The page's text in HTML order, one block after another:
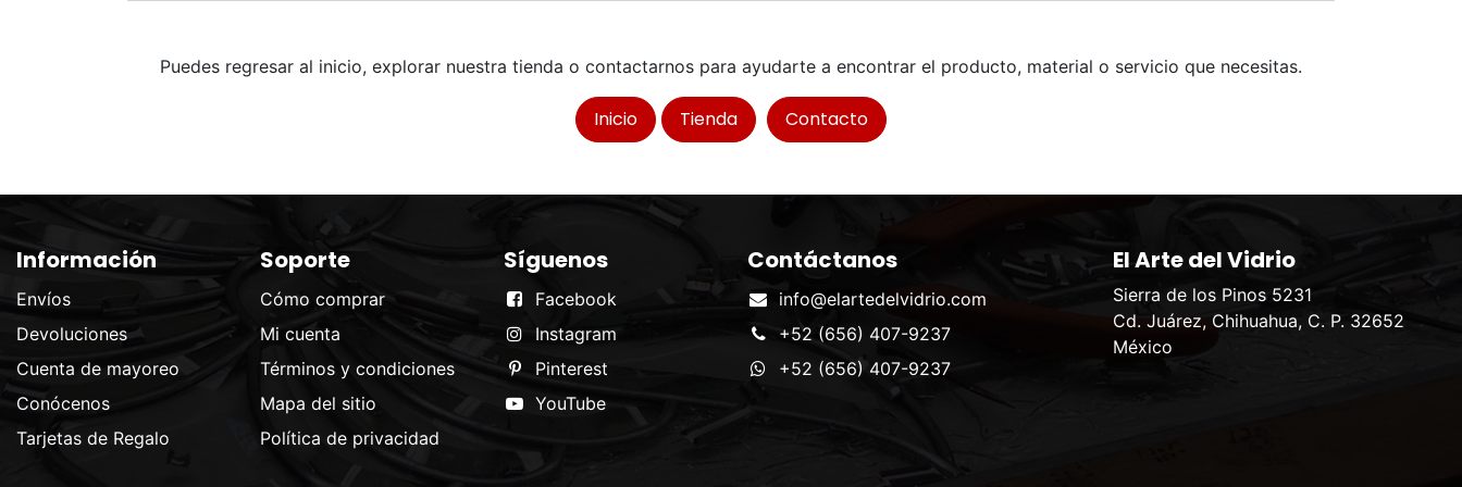
Puedes regresar al inicio, explorar nuestra tienda o contactarnos para ayudarte a encontrar el producto, material o servicio que necesitas.
Inicio Tienda Contacto
Información
Envíos
Devoluciones
Cuenta de mayoreo
Conócenos
Tarjetas de Regalo
Soporte
Cómo comprar
Mi cuenta
Términos y condiciones
Mapa del sitio
Política de privacidad
Síguenos
Facebook
Instagram
Pinterest
YouTube
Contáctanos
info@elartedelvidrio.com
+52 (656) 407-9237
+52 (656) 407-9237
El Arte del Vidrio
Sierra de los Pinos 5231
Cd. Juárez, Chihuahua, C. P. 32652
México